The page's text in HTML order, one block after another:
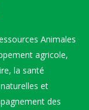
Animales
agricole,
la santé
et
des